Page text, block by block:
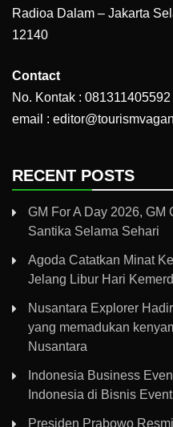
Radioa Dalam – Jakarta
12140
Contact
No. Kontak : 081311405592
email :
RECENT POSTS
GM For A Day 2026, GM
Santika Selama Sehari
Agoda Catatkan Minat
Jelang Libur Hari
Nusantara Explorer
yang memadukan
Nusantara
Indonesia Business
Indonesia di Bisnis Event
Presiden Prabowo